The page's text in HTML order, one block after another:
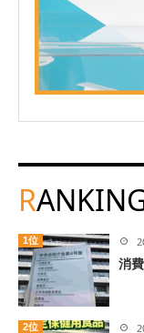
R
1位
消
2位